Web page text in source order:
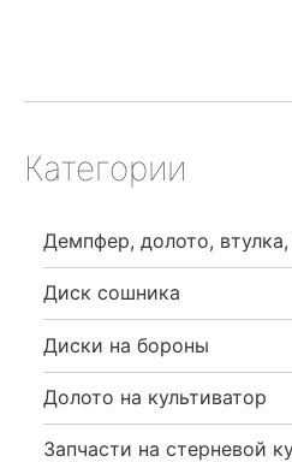
Категории
Демпфер, долото,
Диск сошника
Диски на бороны
Долото на культиватор
Запчасти на стерневой